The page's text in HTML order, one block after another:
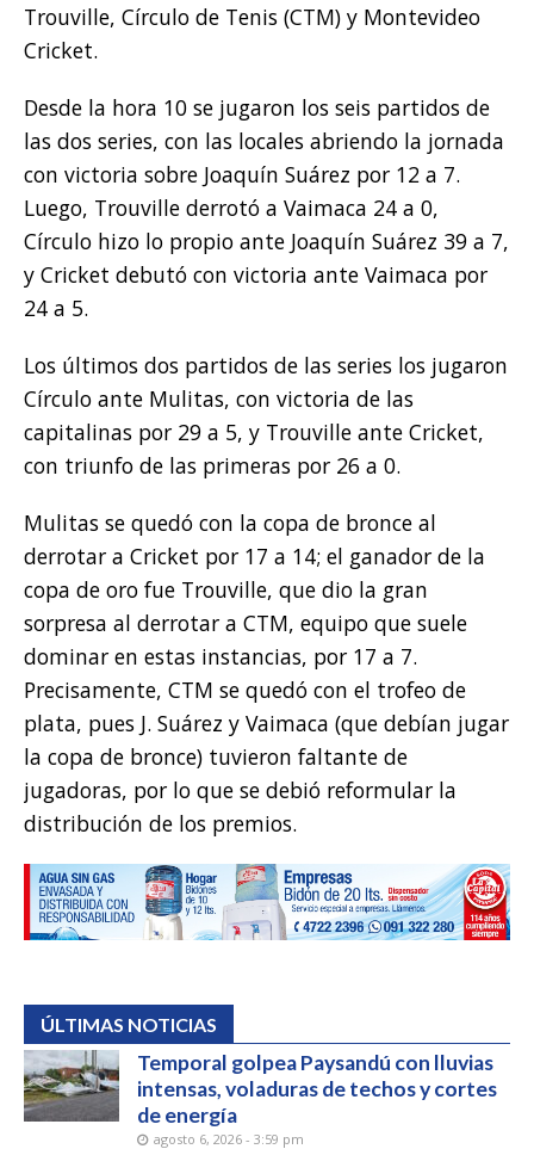
Trouville, Círculo de Tenis (CTM) y Montevideo
Cricket.
Desde la hora 10 se jugaron los seis partidos de
las dos series, con las locales abriendo la jornada
con victoria sobre Joaquín Suárez por 12 a 7.
Luego, Trouville derrotó a Vaimaca 24 a 0,
Círculo hizo lo propio ante Joaquín Suárez 39 a 7,
y Cricket debutó con victoria ante Vaimaca por
24 a 5.
Los últimos dos partidos de las series los jugaron
Círculo ante Mulitas, con victoria de las
capitalinas por 29 a 5, y Trouville ante Cricket,
con triunfo de las primeras por 26 a 0.
Mulitas se quedó con la copa de bronce al
derrotar a Cricket por 17 a 14; el ganador de la
copa de oro fue Trouville, que dio la gran
sorpresa al derrotar a CTM, equipo que suele
dominar en estas instancias, por 17 a 7.
Precisamente, CTM se quedó con el trofeo de
plata, pues J. Suárez y Vaimaca (que debían jugar
la copa de bronce) tuvieron faltante de
jugadoras, por lo que se debió reformular la
distribución de los premios.
ÚLTIMAS NOTICIAS
Temporal golpea Paysandú con lluvias
intensas, voladuras de techos y cortes
de energía
agosto 6, 2026 - 3:59 pm